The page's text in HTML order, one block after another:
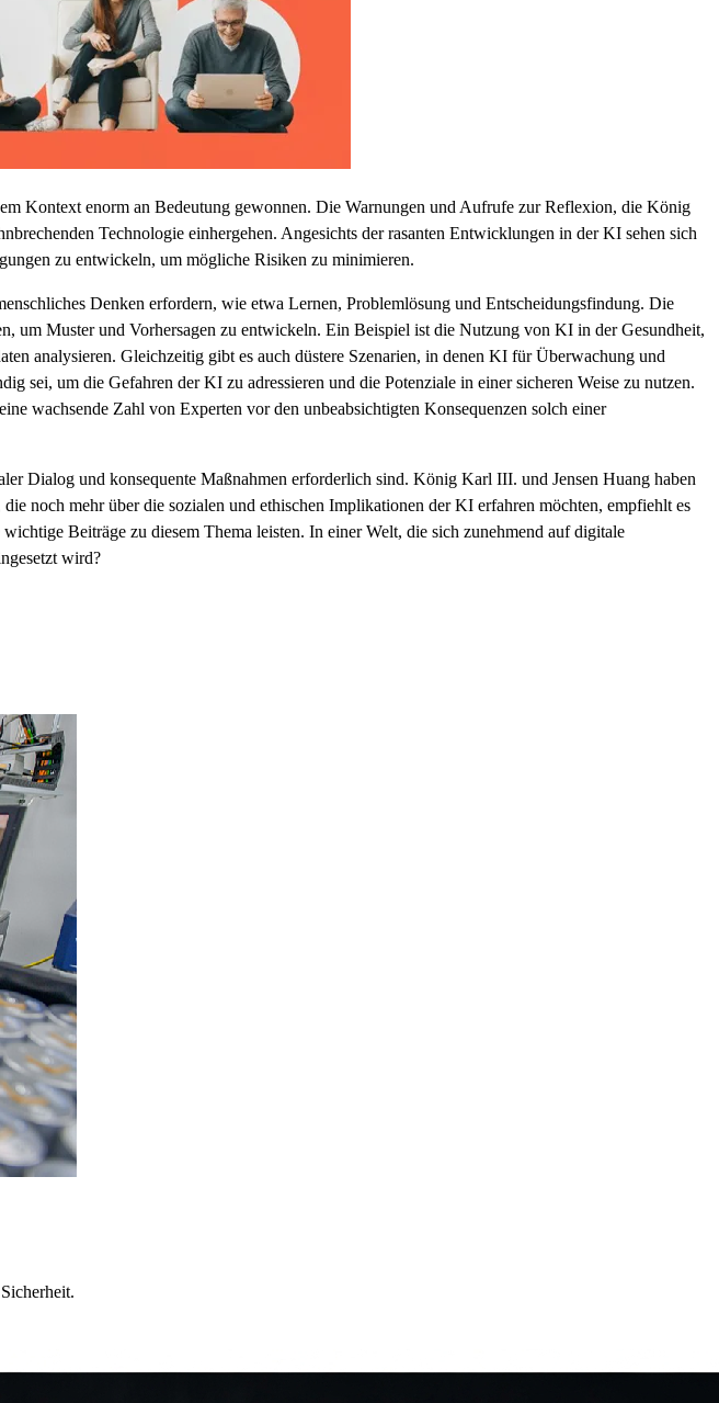
Kontext enorm an Bedeutung gewonnen. Die Warnungen und Aufrufe zur Reflexion, die König
Technologie einhergehen. Angesichts der rasanten Entwicklungen in der KI sehen sich
zu entwickeln, um mögliche Risiken zu minimieren.
Denken erfordern, wie etwa Lernen, Problemlösung und Entscheidungsfindung. Die
um Muster und Vorhersagen zu entwickeln. Ein Beispiel ist die Nutzung von KI in der Gesundheit,
analysieren. Gleichzeitig gibt es auch düstere Szenarien, in denen KI für Überwachung und
sei, um die Gefahren der KI zu adressieren und die Potenziale in einer sicheren Weise zu nutzen.
wachsende Zahl von Experten vor den unbeabsichtigten Konsequenzen solch einer
Dialog und konsequente Maßnahmen erforderlich sind. König Karl III. und Jensen Huang haben
noch mehr über die sozialen und ethischen Implikationen der KI erfahren möchten, empfiehlt es
Beiträge zu diesem Thema leisten. In einer Welt, die sich zunehmend auf digitale
wird?